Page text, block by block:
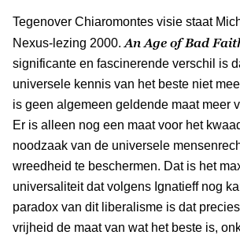
Tegenover Chiaromontes visie staat
Nexus-lezing 2000. An Age of Bad
significante en fascinerende verschil is
universele kennis van het beste niet
is geen algemeen geldende maat meer
Er is alleen nog een maat voor het
noodzaak van de universele
wreedheid te beschermen. Dat is het
universaliteit dat volgens Ignatieff nog
paradox van dit liberalisme is dat
vrijheid de maat van wat het beste is,